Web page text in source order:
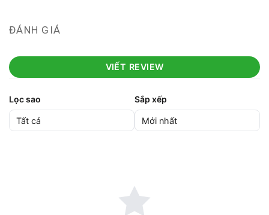
ĐÁNH GIÁ
VIẾT REVIEW
Lọc sao Sắp xếp